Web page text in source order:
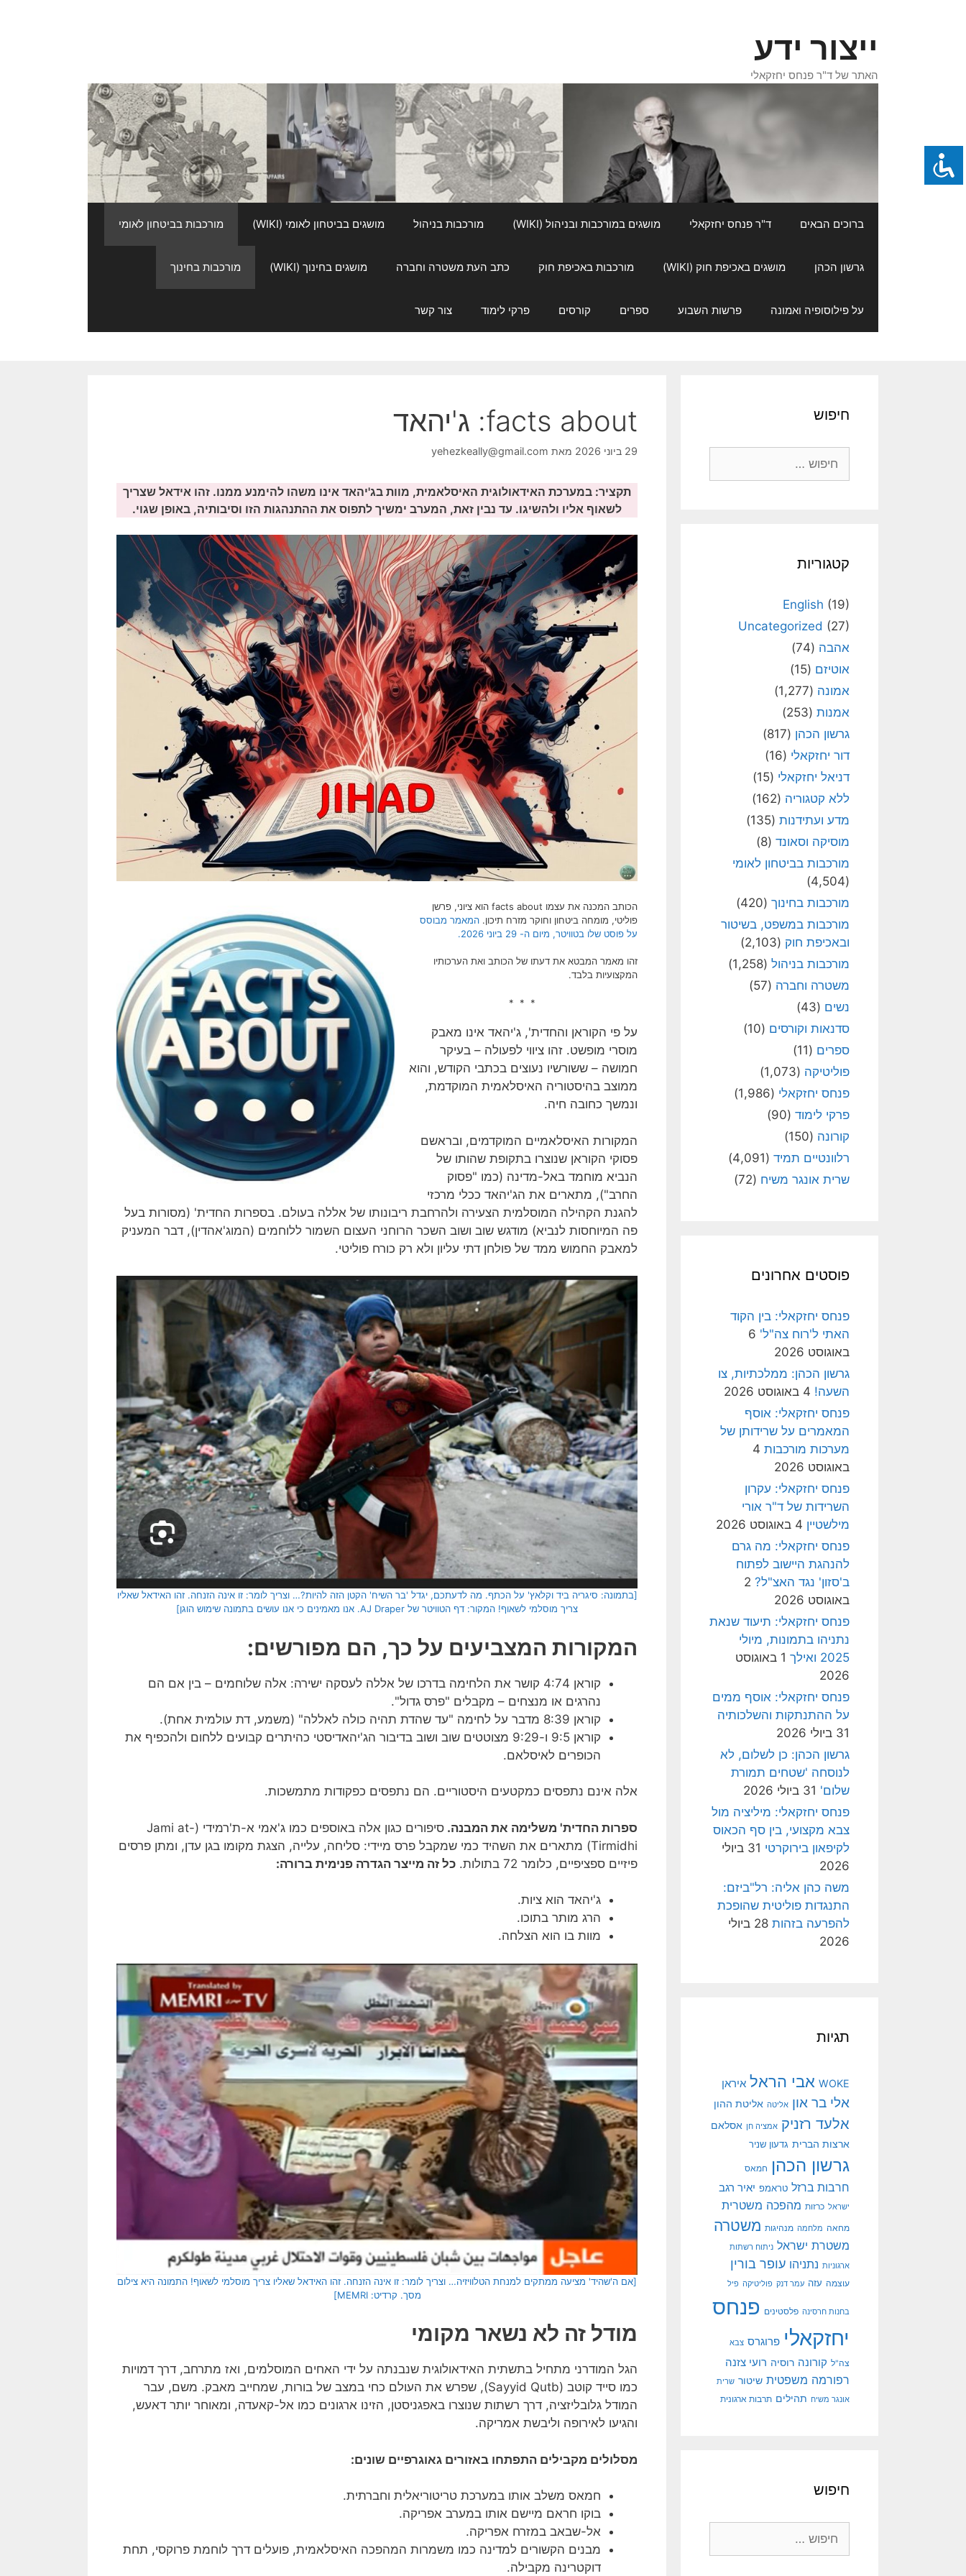
ייצור ידע
האתר של ד"ר פנחס יחזקאלי
ברוכים הבאים ד"ר פנחס יחזקאלי מושגים במורכבות ובניהול (WIKI) מורכבות בניהול מושגים בביטחון לאומי (WIKI) מורכבות בביטחון לאומי
גרשון הכהן מושגים באכיפת חוק (WIKI) מורכבות באכיפת חוק כתב העת משטרה וחברה מושגים בחינוך (WIKI) מורכבות בחינוך
על פילוסופיה ואמונה פרשות השבוע ספרים קורסים פרקי לימוד צור קשר
facts about: ג'יהאד
29 ביוני 2026 מאת yehezkeally@gmail.com
תקציר: במערכת האידאולוגית האיסלאמית, מוות בג'יהאד אינו משהו להימנע ממנו. זהו אידאל שצריך
לשאוף אליו ולהשיגו. עד נבין זאת, המערב ימשיך לתפוס את ההתנהגות הזו וסיבותיה, באופן שגוי.
הכותב המכנה את עצמו facts about הוא ציוני, פרשן
פוליטי, מומחה ביטחון וחוקר מזרח תיכון. המאמר מבוסס
על פוסט שלו בטוויטר, מיום ה- 29 ביוני 2026.
זהו מאמר המבטא את דעתו של הכותב ואת הערכותיו
המקצועיות בלבד.
* * *
על פי הקוראן והחדית', ג'יהאד אינו מאבק
מוסרי מופשט. זהו ציווי לפעולה – בעיקר
חמושה – ששורשיו נעוצים בכתבי הקודש, והוא
ממוצב בהיסטוריה האיסלאמית המוקדמת,
ונמשך כחובה חיה.
המקורות האיסלאמיים המוקדמים, ובראשם
פסוקי הקוראן שנוצרו בתקופת שהותו של
הנביא מוחמד באל-מדינה (כמו "פסוק
החרב"), מתארים את הג'יהאד ככלי מרכזי
להגנת הקהילה המוסלמית הצעירה ולהרחבת ריבונותו של אללה בעולם. בספרות החדית' (מסורות בעל
פה המיוחסות לנביא) מודגש שוב ושוב השכר הרוחני העצום השמור ללוחמים (המוג'אהדין), דבר המעניק
למאבק החמוש ממד של פולחן דתי עליון ולא רק כורח פוליטי.
[בתמונה: סיגריה ביד וקלאץ' על הכתף. מה לדעתכם, יגדל 'בר השיח' הקטן הזה להיות?… וצריך לומר: זו אינה הזנחה. זהו האידאל שאליו
צריך מוסלמי לשאוף! המקור: דף הטוויטר של AJ Draper. אנו מאמינים כי אנו עושים בתמונה שימוש הוגן]
המקורות המצביעים על כך, הם מפורשים:
קוראן 4:74 קושר את הלחימה בדרכו של אללה לעסקה ישירה: אלה שלוחמים – בין אם הם
נהרגים או מנצחים – מקבלים "פרס גדול".
קוראן 8:39 מדבר על לחימה "עד שהדת תהיה כולה לאללה" (משמע, דת עולמית אחת).
קוראן 9:5 ו-9:29 מצוטטים שוב ושוב בדיבור הג'יהאדיסטי כהיתרים קבועים ללחום ולהכפיף את
הכופרים לאיסלאם.
אלה אינם נתפסים כמקטעים היסטוריים. הם נתפסים כפקודות מתמשכות.
ספרות החדית' משלימה את המבנה.
סיפורים כגון אלה באוספים כמו ג'אמי א-ת'רמידי (Jami at-
Tirmidhi) מתארים את השהיד כמי שמקבל פרס מיידי: סליחה, עלייה, הצגת מקומו בגן עדן, ומתן פרסים
פיזיים ספציפיים, כלומר 72 בתולות.
כל זה מייצר הגדרה פנימית ברורה:
ג'יהאד הוא ציות.
הרג מותר בתוכו.
מוות בו הוא הצלחה.
[אם ה'שהיד' מציעה ממתקים למנחת הטלוויזיה… וצריך לומר: זו אינה הזנחה. זהו האידאל שאליו צריך מוסלמי לשאוף! התמונה היא צילום
מסך. קרדיט: MEMRI]
מודל זה לא נשאר מקומי
הגל המודרני מתחיל בתשתית האידאולוגית שנבנתה על ידי האחים המוסלמים, ואז מתרחב, דרך דמויות
כמו סייד קוטב (Sayyid Qutb), שפרש את העולם כחי במצב של בורות, שמחייב מאבק. משם, עבר
המודל גלובליזציה, דרך רשתות שנוצרו באפגניסטן, הזינו ארגונים כמו אל-קאעדה, ומאוחר יותר דאעש,
והגיעו לאירופה וליבשת אמריקה.
מסלולים מקבילים התפתחו באזורים גאוגרפיים שונים:
חמאס משלב אותו במערכת טריטוריאלית וחברתית.
בוקו חראם מיישם אותו במערב אפריקה.
אל-שבאב במזרח אפריקה.
מבנים הקשורים למדינה כמו משמרות המהפכה האיסלאמית, פועלים דרך לוחמת פרוקסי, תחת
דוקטרינה מקבילה.
חיפוש
קטגוריות
English (19)
Uncategorized (27)
אהבה (74)
אוטיזם (15)
אמונה (1,277)
אמנות (253)
גרשון הכהן (817)
דור יחזקאלי (16)
דניאל יחזקאלי (15)
ללא קטגוריה (162)
מדע ועתידנות (135)
מוסיקה וסאונד (8)
מורכבות בביטחון לאומי
(4,504)
מורכבות בחינוך (420)
מורכבות במשפט, בשיטור
ובאכיפת חוק (2,103)
מורכבות בניהול (1,258)
משטרה וחברה (57)
נשים (43)
סדנאות וקורסים (10)
ספרים (11)
פוליטיקה (1,073)
פנחס יחזקאלי (1,986)
פרקי לימוד (90)
קורונה (150)
רלוונטיים תמיד (4,091)
שרית אונגר משיח (72)
פוסטים אחרונים
פנחס יחזקאלי: בין הקוד
האתי ל'רוח צה"ל' 6
באוגוסט 2026
גרשון הכהן: ממלכתיות, צו
השעה! 4 באוגוסט 2026
פנחס יחזקאלי: אוסף
המאמרים על שרידותן של
מערכות מורכבות 4
באוגוסט 2026
פנחס יחזקאלי: עקרון
השרידות של ד"ר אורי
מילשטיין 4 באוגוסט 2026
פנחס יחזקאלי: מה גרם
להנהגת היישוב לפתוח
ב'סזון' נגד האצ"ל? 2
באוגוסט 2026
פנחס יחזקאלי: תיעוד שנאת
נתניהו בתמונות, מיולי
2025 ואילך
1 באוגוסט
2026
פנחס יחזקאלי: אוסף ממים
על ההתנתקות והשלכותיה
31 ביולי 2026
גרשון הכהן: כן לשלום, לא
לנוסחה 'שטחים תמורת
שלום' 31 ביולי 2026
פנחס יחזקאלי: מיליציה מול
צבא מקצועי, בין סף הכאוס
לקיפאון בירוקרטי
31 ביולי
2026
משה כהן אליה: רל"ביזם:
התנגדות פוליטית שהופכת
להפרעה בזהות
28 ביולי
2026
תגיות
WOKE אבי הראל איראן
אלי בר און אליטה אליטת ההון
אלעד רזניק אמציה חן אסלאם
ארצות הברית גדעון שניר
גרשון הכהן חמאס
חרבות ברזל טראמפ יאיר רגב
ישראל כרזות מהפכה משטרית
מחאה מלחמה מנהיגות משטרה
משטרת ישראל ניתוח רשתות
ארגוניות נתניהו עופר בורין
עוצמה עזה עמר דנק פוליטיקה פיל
בחנות חרסינה פלסטינים פנחס
יחזקאלי פרוגרס צבא
צה"ל קורונה רוסיה רועי צזנה
רפורמה משפטית שיטור שרית
אונגר משיח תהילים תרבות ארגונית
חיפוש